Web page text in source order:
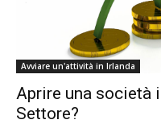
Avviare un'attività in Irlanda
Aprire una società
Settore?